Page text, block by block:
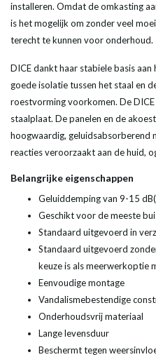
installeren. Omdat de omkasting
is het mogelijk om zonder veel
terecht te kunnen voor onderhoud.
DICE dankt haar stabiele basis
goede isolatie tussen het staal en
roestvorming voorkomen. De
staalplaat. De panelen en de
hoogwaardig, geluidsabsorberend
reacties veroorzaakt aan de huid,
Belangrijke eigenschappen
Geluiddemping van 9-15
Geschikt voor de meeste
Standaard uitgevoerd in
Standaard uitgevoerd
keuze is als meerwerkoptie
Eenvoudige montage
Vandalismebestendige
Onderhoudsvrij materiaal
Lange levensduur
Beschermt tegen